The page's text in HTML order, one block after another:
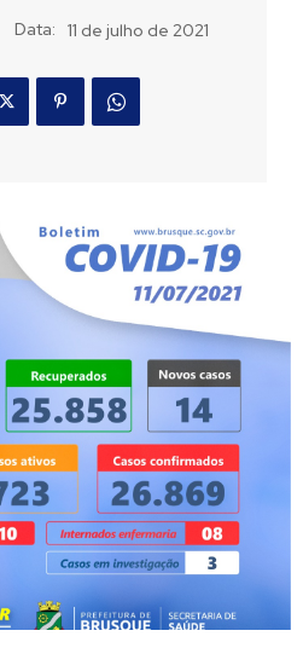
Data: 11 de julho de 2021